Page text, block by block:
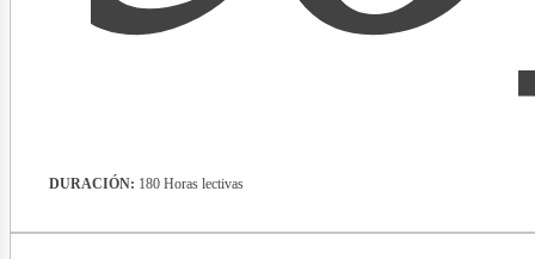
DURACIÓN: 180 Horas lectivas